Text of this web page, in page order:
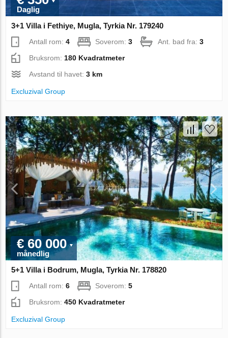
Daglig
3+1 Villa i Fethiye, Mugla, Tyrkia Nr. 179240
Antall rom:4 Soverom:3 Ant. bad fra:3
Bruksrom: 180 Kvadratmeter
Avstand til havet:3 km
Excluzival Group
€ 60 000
månedlig
5+1 Villa i Bodrum, Mugla, Tyrkia Nr. 178820
Antall rom:6 Soverom:5
Bruksrom:450 Kvadratmeter
Excluzival Group